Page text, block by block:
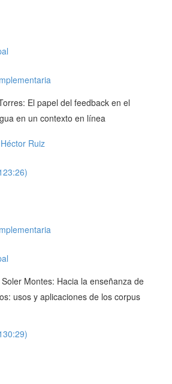
El papel del feedback en el
en un contexto en línea
Ruiz
Montes: Hacia la enseñanza de
usos y aplicaciones de los corpus